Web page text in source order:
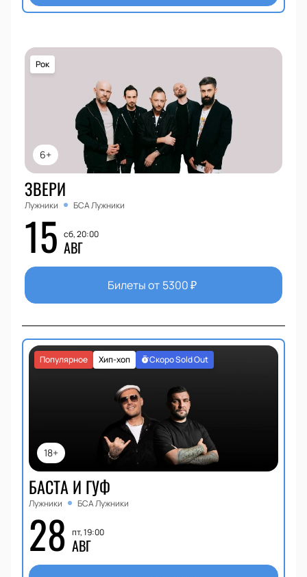
6+
Рок
ЗВЕРИ
Лужники БСА Лужники
15 сб, 20:00
АВГ
Билеты от 5300₽
18+
Хип-хоп
Популярное Скоро Sold Out
БАСТА И ГУФ
Лужники БСА Лужники
28 пт, 19:00
АВГ